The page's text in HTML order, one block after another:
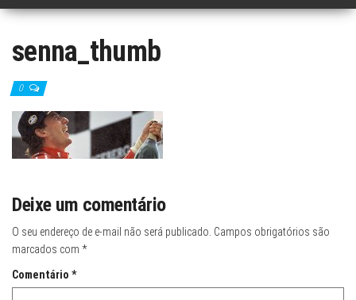
senna_thumb
0
Deixe um comentário
O seu endereço de e-mail não será publicado. Campos obrigatórios são
marcados com *
Comentário *